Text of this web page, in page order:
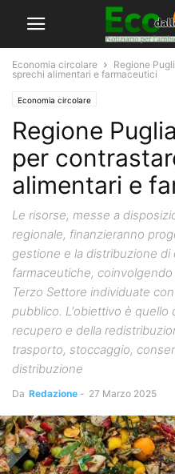
Economia circolare
Regione
sprechi alimentari e farmaceutici
Economia circolare
Regione
per
alimentari e
Le risorse, messe a
regionale, finanzieranno
gestione e la distribuzione
farmaceutiche,
Terzo Settore individuate
pubblico. L'obiettivo è quello
recupero e della
trasporto, stoccaggio,
distribuzione
Da Redazione - 27 Marzo 2025